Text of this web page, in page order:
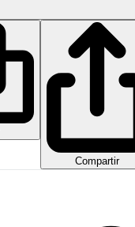
Compartir